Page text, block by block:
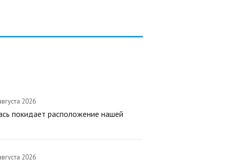
2026
покидает расположение нашей
2026